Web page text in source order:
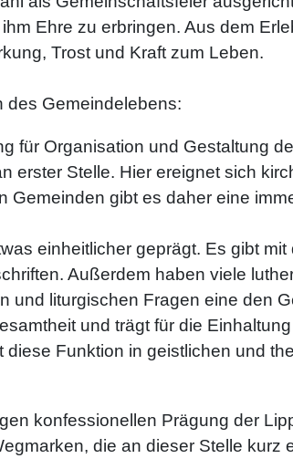
Ehre zu erbringen. Aus dem
Trost und Kraft zum Leben.
des Gemeindelebens:
für Organisation und Gestaltung
Stelle. Hier ereignet sich
gibt es daher eine
einheitlicher geprägt. Es gibt mit
Außerdem haben viele
und liturgischen Fragen eine den
und trägt für die
Funktion in geistlichen und
konfessionellen Prägung der
die an dieser Stelle kurz